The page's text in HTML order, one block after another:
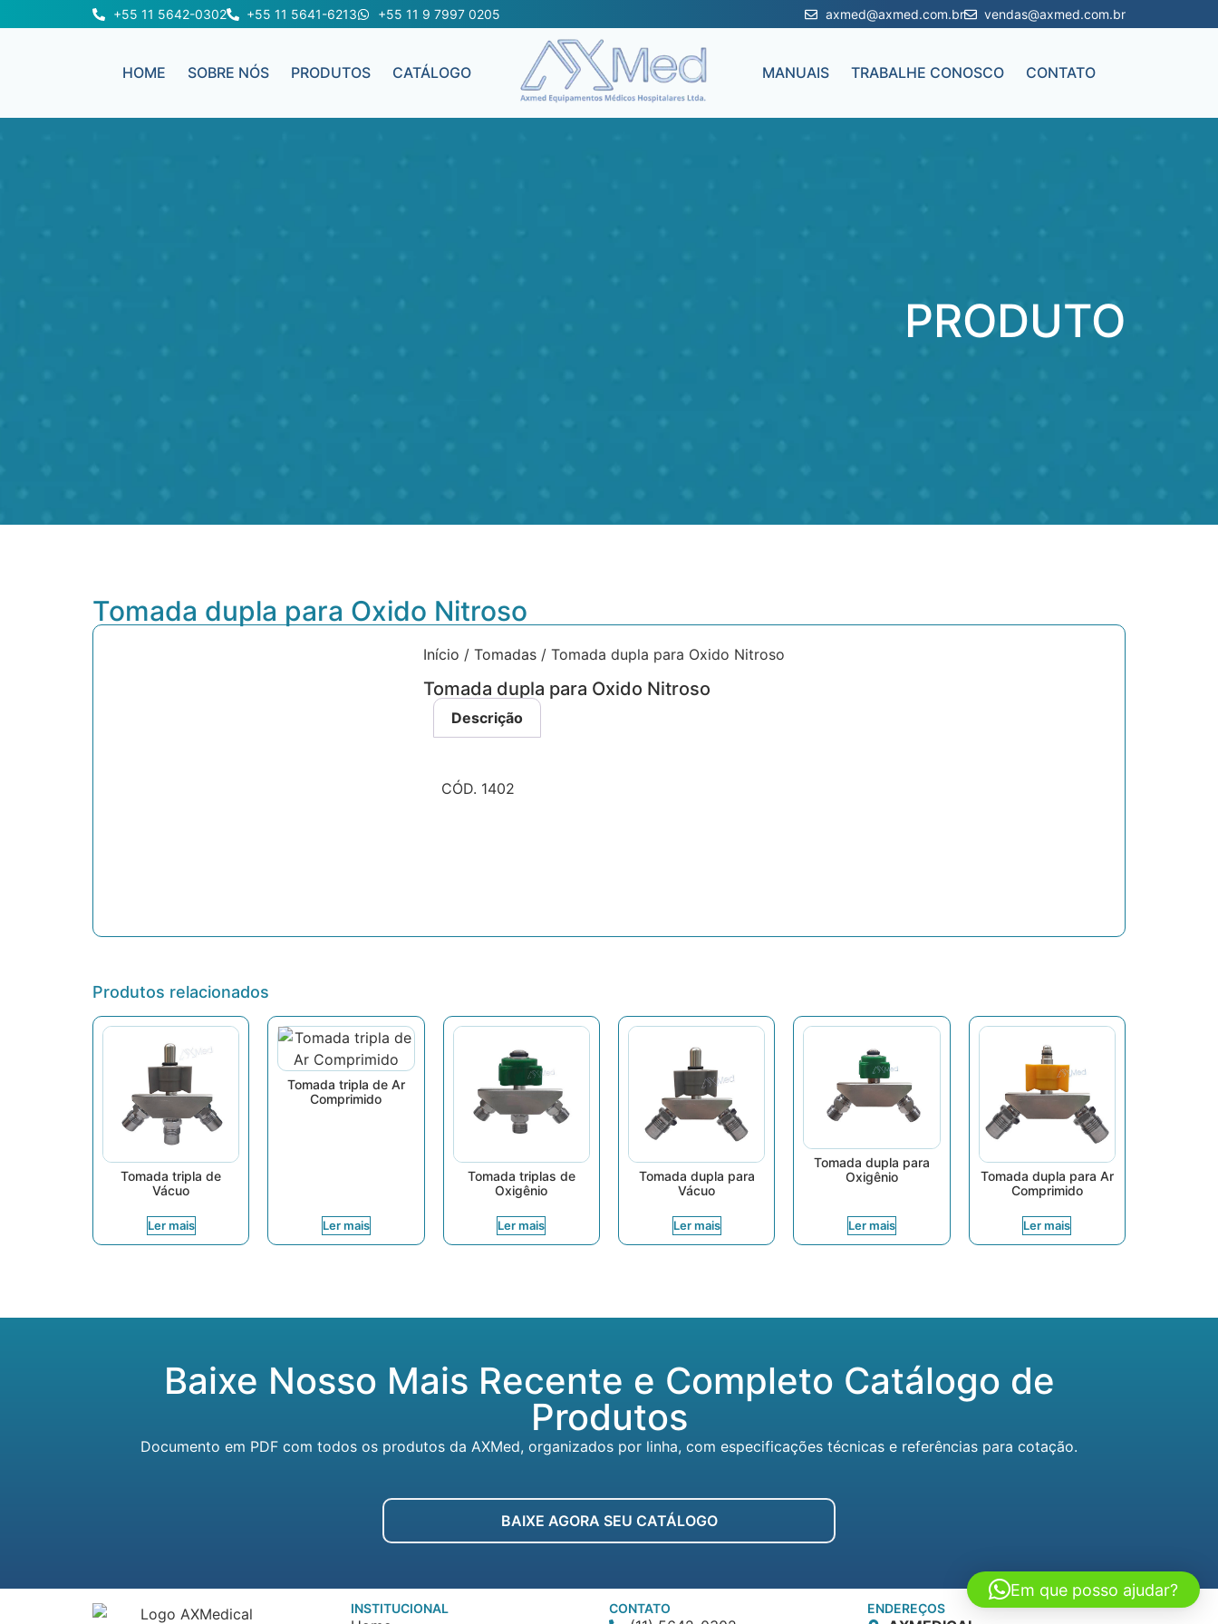
+55 11 5642-0302 +55 11 5641-6213 +55 11 9 7997 0205 axmed@axmed.com.br vendas@axmed.com.br
HOME SOBRE NÓS PRODUTOS CATÁLOGO MANUAIS TRABALHE CONOSCO CONTATO
PRODUTO
Tomada dupla para Oxido Nitroso
Início / Tomadas/ Tomada dupla para Oxido Nitroso
Tomada dupla para Oxido Nitroso
Descrição
CÓD. 1402
Produtos relacionados
Tomada tripla de
Vácuo
Ler mais
Tomada tripla de Ar
Comprimido
Ler mais
Tomada triplas de
Oxigênio
Ler mais
Tomada dupla para
Vácuo
Ler mais
Tomada dupla para
Oxigênio
Ler mais
Tomada dupla para Ar
Comprimido
Ler mais
Baixe Nosso Mais Recente e Completo Catálogo de
Produtos
Documento em PDF com todos os produtos da AXMed, organizados por linha, com especificações técnicas e referências para cotação.
BAIXE AGORA SEU CATÁLOGO
INSTITUCIONAL CONTATO ENDEREÇOS
Em que posso ajudar?